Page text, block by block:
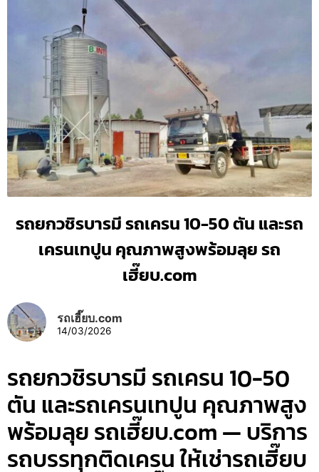
รถยกวชิรบารมี รถเครน 10-50 ตัน และรถ
เครนเทปูน คุณภาพสูงพร้อมลุย รถ
เฮี๊ยบ.com
รถเฮี๊ยบ.com
14/03/2026
รถยกวชิรบารมี รถเครน 10-50
ตัน และรถเครนเทปูน คุณภาพสูง
พร้อมลุย รถเฮี๊ยบ.com — บริการ
รถบรรทุกติดเครน ให้เช่ารถเฮี๊ยบ